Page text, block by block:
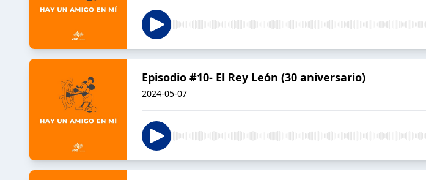
Episodio #10- El Rey León (30 aniversario)
2024-05-07